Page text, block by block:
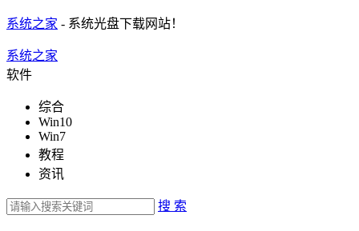
系统之家 - 系统光盘下载网站！
系统之家
软件
综合
Win10
Win7
教程
资讯
搜 索